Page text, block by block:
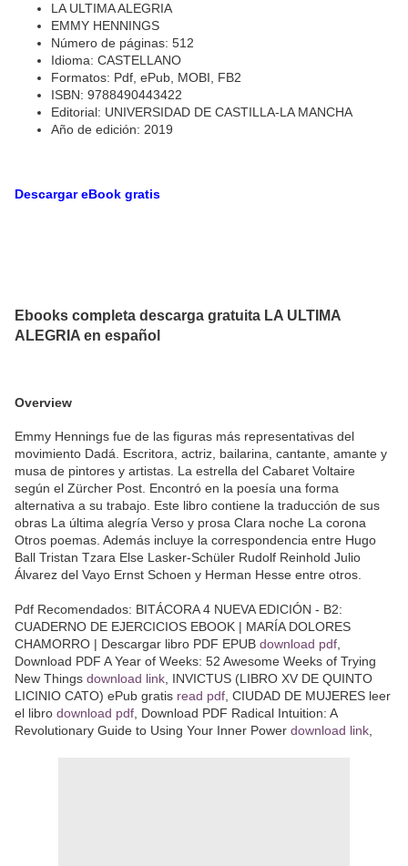
LA ULTIMA ALEGRIA
EMMY HENNINGS
Número de páginas: 512
Idioma: CASTELLANO
Formatos: Pdf, ePub, MOBI, FB2
ISBN: 9788490443422
Editorial: UNIVERSIDAD DE CASTILLA-LA MANCHA
Año de edición: 2019
Descargar eBook gratis
Ebooks completa descarga gratuita LA ULTIMA
ALEGRIA en español
Overview
Emmy Hennings fue de las figuras más representativas del
movimiento Dadá. Escritora, actriz, bailarina, cantante, amante y
musa de pintores y artistas. La estrella del Cabaret Voltaire
según el Zürcher Post. Encontró en la poesía una forma
alternativa a su trabajo. Este libro contiene la traducción de sus
obras La última alegría Verso y prosa Clara noche La corona
Otros poemas. Además incluye la correspondencia entre Hugo
Ball Tristan Tzara Else Lasker-Schüler Rudolf Reinhold Julio
Álvarez del Vayo Ernst Schoen y Herman Hesse entre otros.
Pdf Recomendados: BITÁCORA 4 NUEVA EDICIÓN - B2:
CUADERNO DE EJERCICIOS EBOOK | MARÍA DOLORES
CHAMORRO | Descargar libro PDF EPUB download pdf
Download PDF A Year of Weeks: 52 Awesome Weeks of Trying
New Things download link , INVICTUS (LIBRO XV DE QUINTO
LICINIO CATO) ePub gratis read pdf , CIUDAD DE MUJERES leer
el libro download pdf , Download PDF Radical Intuition: A
Revolutionary Guide to Using Your Inner Power download link